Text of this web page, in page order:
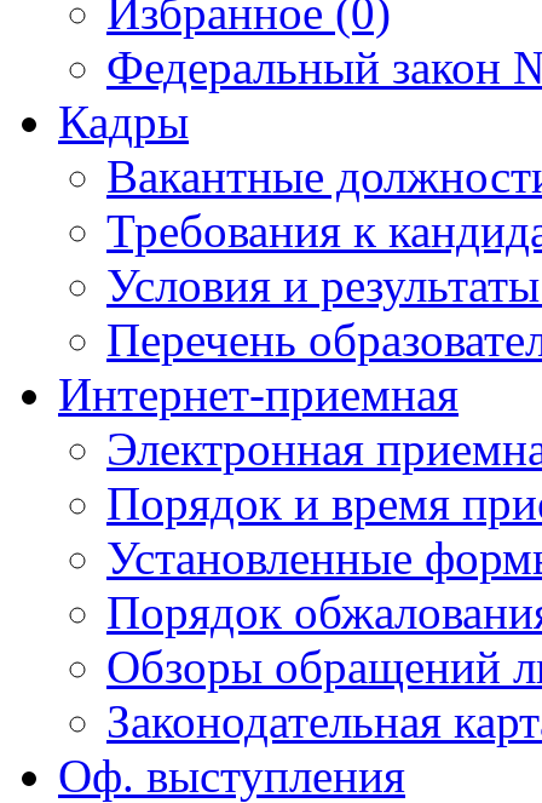
Избранное (0)
Федеральный закон
Кадры
Вакантные
Требования к
Условия и
Перечень
Интернет-приемная
Электронная
Порядок и время
Установленные
Порядок
Обзоры обращений
Законодательная
Оф. выступления